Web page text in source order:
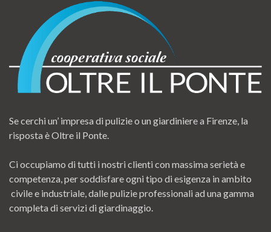
Se cerchi un’ impresa di pulizie o un giardiniere a Firenze, la
risposta è Oltre il Ponte.
Ci occupiamo di tutti i nostri clienti con massima serietà e
competenza, per soddisfare ogni tipo di esigenza in ambito
civile e industriale, dalle pulizie professionali ad una gamma
completa di servizi di giardinaggio.